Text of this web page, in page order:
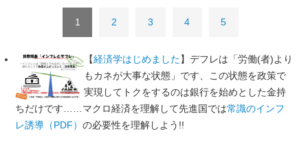
1 2 3 4 5
【経済学はじめました】デフレは「労働(者)より
もカネが大事な状態」です、この状態を政策で
実現してトクをするのは銀行を始めとした金持
ちだけです……マクロ経済を理解して先進国では常識のインフ
レ誘導（PDF） の必要性を理解しよう!!